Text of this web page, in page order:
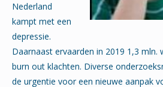
Nederland
kampt met een
depressie.
Daarnaast ervaarden in 2019 1,3
burn out klachten. Diverse
de urgentie voor een nieuwe aanpak